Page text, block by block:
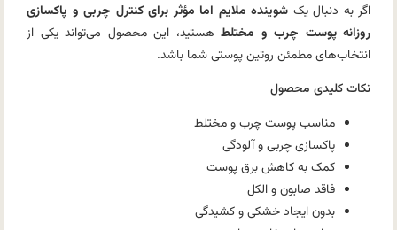
اگر به دنبال یک شوینده ملایم اما مؤثر برای کنترل چربی و پاکسازی
روزانه پوست چرب و مختلط هستید، این محصول می‌تواند یکی از
انتخاب‌های مطمئن روتین پوستی شما باشد.
نکات کلیدی محصول
مناسب پوست چرب و مختلط
پاکسازی چربی و آلودگی
کمک به کاهش برق پوست
فاقد صابون و الکل
بدون ایجاد خشکی و کشیدگی